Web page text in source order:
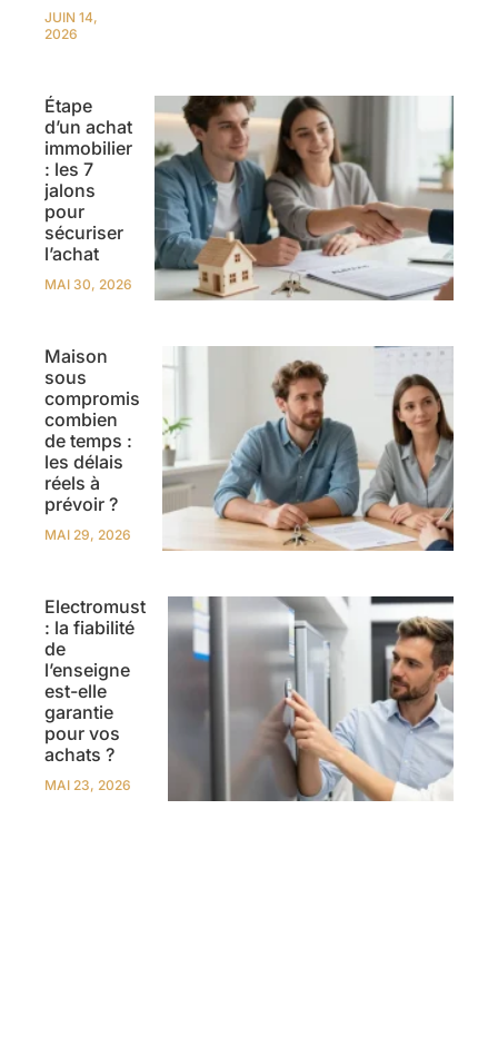
JUIN 14,
2026
Étape
d’un achat
immobilier
: les 7
jalons
pour
sécuriser
l’achat
MAI 30, 2026
Maison
sous
compromis
combien
de temps :
les délais
réels à
prévoir ?
MAI 29, 2026
Electromust
: la fiabilité
de
l’enseigne
est-elle
garantie
pour vos
achats ?
MAI 23, 2026